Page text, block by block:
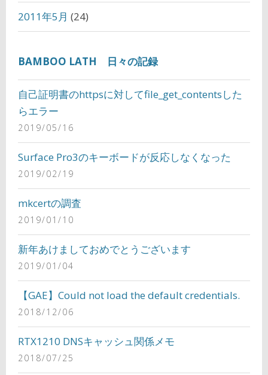
2011年5月 (24)
BAMBOO LATH 日々の記録
自己証明書のhttpsに対してfile_get_contentsした
らエラー
2019/05/16
Surface Pro3のキーボードが反応しなくなった
2019/02/19
mkcertの調査
2019/01/10
新年あけましておめでとうございます
2019/01/04
【GAE】Could not load the default credentials.
2018/12/06
RTX1210 DNSキャッシュ関係メモ
2018/07/25